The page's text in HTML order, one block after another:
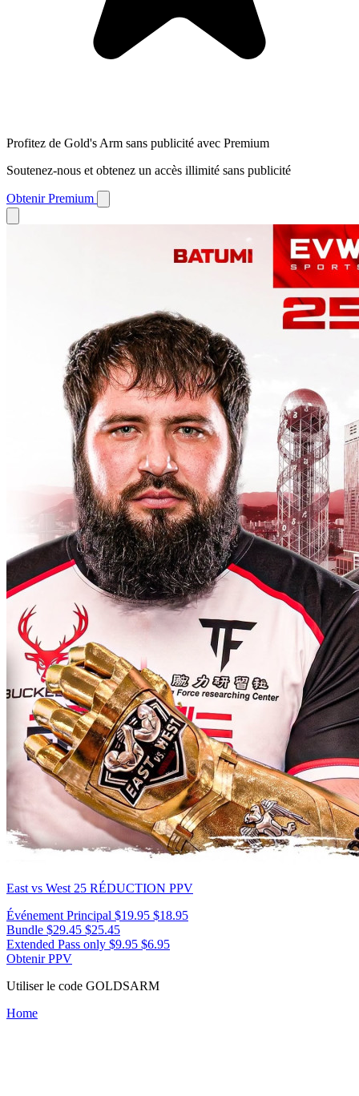
Profitez de Gold's Arm sans publicité avec Premium
Soutenez-nous et obtenez un accès illimité sans publicité
Obtenir Premium
East vs West 25 RÉDUCTION PPV
Événement Principal $19.95 $18.95
Bundle $29.45 $25.45
Extended Pass only $9.95 $6.95
Obtenir PPV
Utiliser le code GOLDSARM
Home